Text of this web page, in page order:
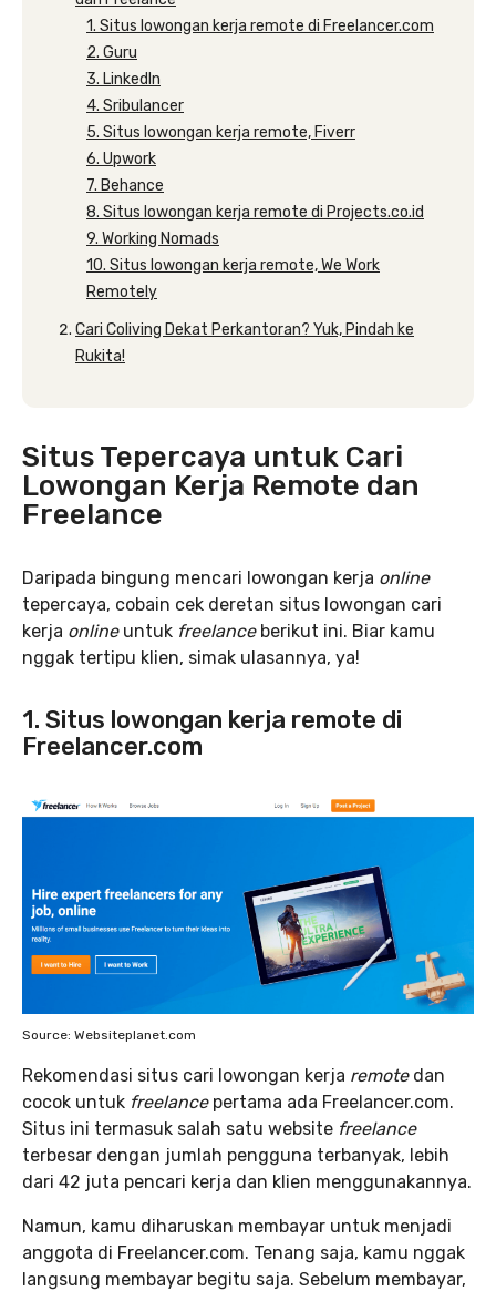
1. Situs lowongan kerja remote di Freelancer.com
2. Guru
3. LinkedIn
4. Sribulancer
5. Situs lowongan kerja remote, Fiverr
6. Upwork
7. Behance
8. Situs lowongan kerja remote di Projects.co.id
9. Working Nomads
10. Situs lowongan kerja remote, We Work
Remotely
Cari Coliving Dekat Perkantoran? Yuk, Pindah ke
Rukita!
Situs Tepercaya untuk Cari
Lowongan Kerja Remote dan
Freelance
Daripada bingung mencari lowongan kerja online
tepercaya, cobain cek deretan situs lowongan cari
kerja online untuk freelance berikut ini. Biar kamu
nggak tertipu klien, simak ulasannya, ya!
1. Situs lowongan kerja remote di
Freelancer.com
Source: Websiteplanet.com
Rekomendasi situs cari lowongan kerja remotedan
cocok untuk freelancepertama ada Freelancer.com.
Situs ini termasuk salah satu website freelance
terbesar dengan jumlah pengguna terbanyak, lebih
dari 42 juta pencari kerja dan klien menggunakannya.
Namun, kamu diharuskan membayar untuk menjadi
anggota di Freelancer.com. Tenang saja, kamu nggak
langsung membayar begitu saja. Sebelum membayar,